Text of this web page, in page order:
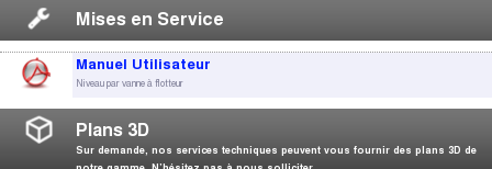
Mises en Service
Manuel Utilisateur
Niveau par vanne à flotteur
Plans 3D
Sur demande, nos services techniques peuvent vous fournir des plans 3D de